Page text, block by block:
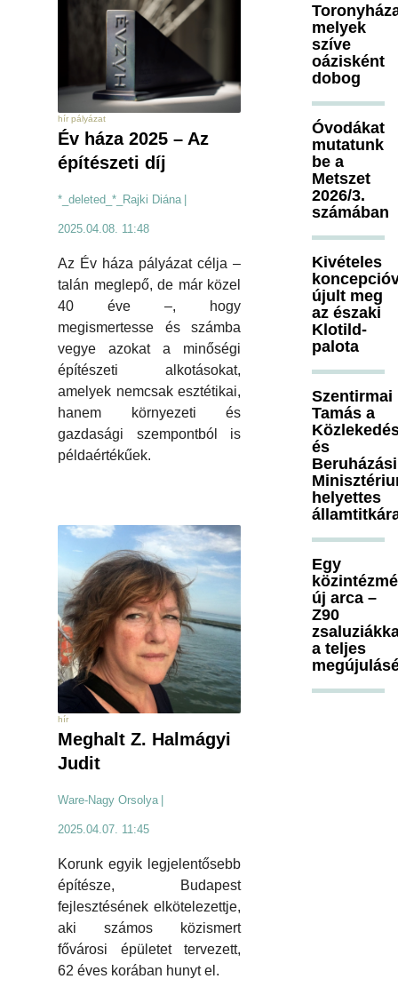
hír pályázat
Év háza 2025 – Az
építészeti díj
*_deleted_*_Rajki Diána
2025.04.08. 11:48
Az Év háza pályázat célja –
talán meglepő, de már közel
40 éve –, hogy
megismertesse és számba
vegye azokat a minőségi
építészeti alkotásokat,
amelyek nemcsak esztétikai,
hanem környezeti és
gazdasági szempontból is
példaértékűek.
hír
Meghalt Z. Halmágyi
Judit
Ware-Nagy Orsolya
2025.04.07. 11:45
Korunk egyik legjelentősebb
építésze, Budapest
fejlesztésének elkötelezettje,
aki számos közismert
fővárosi épületet tervezett,
62 éves korában hunyt el.
melyek
szíve
oázisként
dobog
Óvodákat
mutatunk
be a
Metszet
2026/3.
számában
Kivételes
újult meg
az északi
Klotild-
palota
Szentirmai
Tamás a
és
Beruházási
helyettes
Egy
új arca –
Z90
a teljes